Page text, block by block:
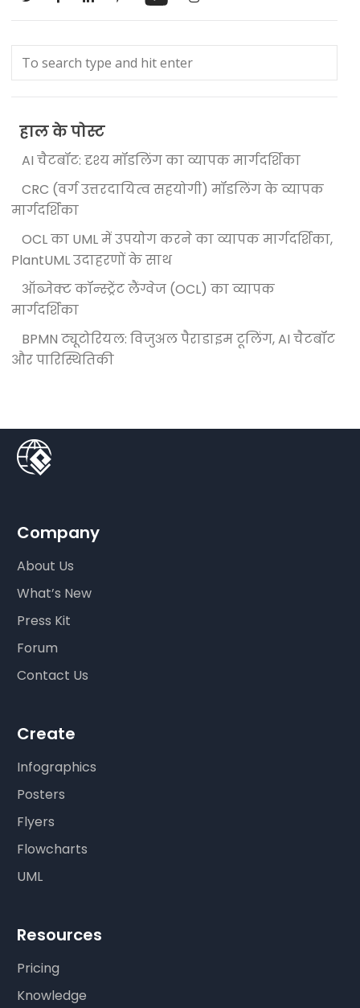
हाल के पोस्ट
AI चैटबॉट: दृश्य मॉडलिंग का व्यापक मार्गदर्शिका
CRC (वर्ग उत्तरदायित्व सहयोगी) मॉडलिंग के व्यापक
मार्गदर्शिका
OCL का UML में उपयोग करने का व्यापक मार्गदर्शिका,
PlantUML उदाहरणों के साथ
ऑब्जेक्ट कॉन्स्ट्रेंट लैंग्वेज (OCL) का व्यापक
मार्गदर्शिका
BPMN ट्यूटोरियल: विजुअल पैराडाइम टूलिंग, AI चैटबॉट
और पारिस्थितिकी
Company
About Us
What’s New
Press Kit
Forum
Contact Us
Create
Infographics
Posters
Flyers
Flowcharts
UML
Resources
Pricing
Knowledge